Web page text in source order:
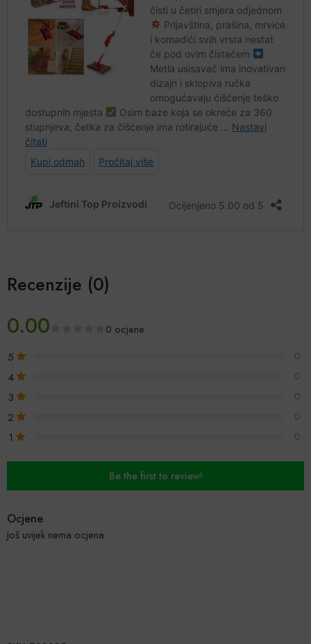
Recenzije (0)
0.00 0 ocjene
5 0
4 0
3 0
2 0
1 0
Be the first to review!
Ocjene
Još uvijek nema ocjena.